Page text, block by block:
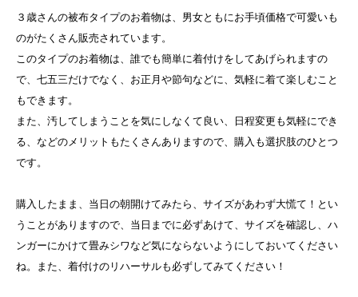
３歳さんの被布タイプのお着物は、男女ともにお手頃価格で可愛いも
のがたくさん販売されています。
このタイプのお着物は、誰でも簡単に着付けをしてあげられますの
で、七五三だけでなく、お正月や節句などに、気軽に着て楽しむこと
もできます。
また、汚してしまうことを気にしなくて良い、日程変更も気軽にでき
る、などのメリットもたくさんありますので、購入も選択肢のひとつ
です。
購入したまま、当日の朝開けてみたら、サイズがあわず大慌て！とい
うことがありますので、当日までに必ずあけて、サイズを確認し、ハ
ンガーにかけて畳みシワなど気にならないようにしておいてください
ね。また、着付けのリハーサルも必ずしてみてください！